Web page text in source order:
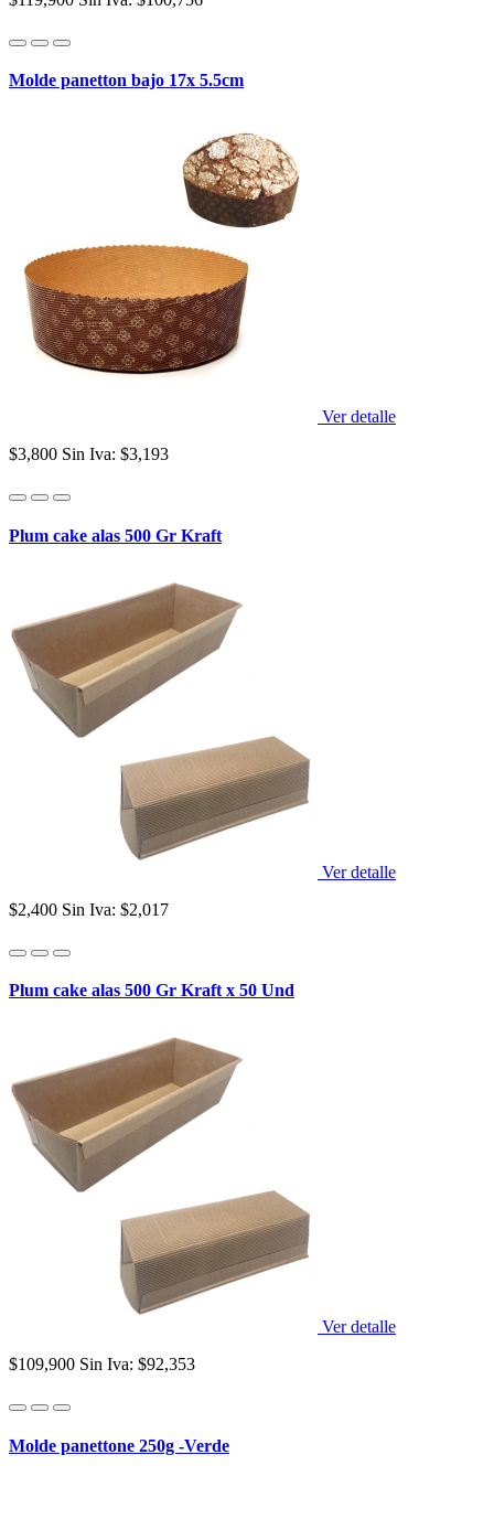
Molde panetton bajo 17x 5.5cm
Ver detalle
$3,800 Sin Iva: $3,193
Plum cake alas 500 Gr Kraft
Ver detalle
$2,400 Sin Iva: $2,017
Plum cake alas 500 Gr Kraft x 50 Und
Ver detalle
$109,900 Sin Iva: $92,353
Molde panettone 250g -Verde